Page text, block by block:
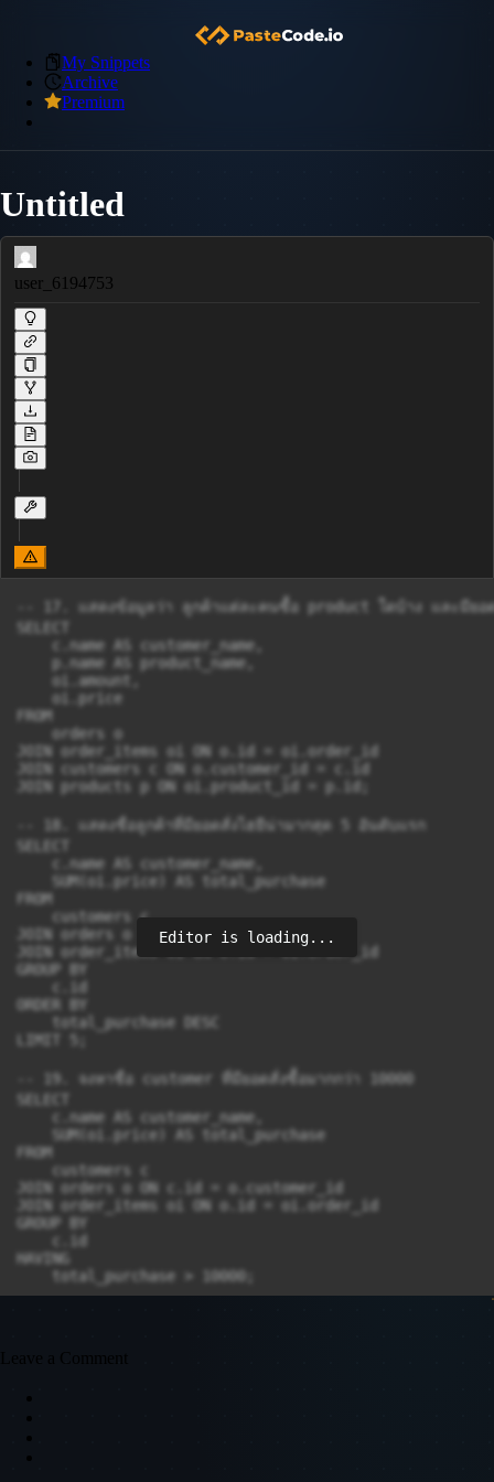
My Snippets
Archive
Premium
Untitled
user_6194753
-- 17. แสดงข้อมูลว่า ลูกค้าแต่ละคนซื้อ product ใดบ้าง และมีย
SELECT
    c.name AS customer_name,
    p.name AS product_name,
    oi.amount,
    oi.price
FROM
    orders o
JOIN order_items oi ON o.id = oi.order_id
JOIN customers c ON o.customer_id = c.id
JOIN products p ON oi.product_id = p.id;
-- 18. แสดงชื่อลูกค้าที่มียอดสั่งไฮยีน่ามากสุด 5 อันดับแรก
SELECT
    c.name AS customer_name,
    SUM(oi.price) AS total_purchase
FROM
    customers c
JOIN orders o ON c.id = o.customer_id
JOIN order_items oi ON o.id = oi.order_id
GROUP BY
    c.id
ORDER BY
    total_purchase DESC
LIMIT 5;
-- 19. จงหาชื่อ customer ที่มียอดสั่งซื้อมากกว่า 10000
SELECT
    c.name AS customer_name,
    SUM(oi.price) AS total_purchase
FROM
    customers c
JOIN orders o ON c.id = o.customer_id
JOIN order_items oi ON o.id = oi.order_id
GROUP BY
    c.id
HAVING
    total_purchase > 10000;
Editor is loading...
Leave a Comment